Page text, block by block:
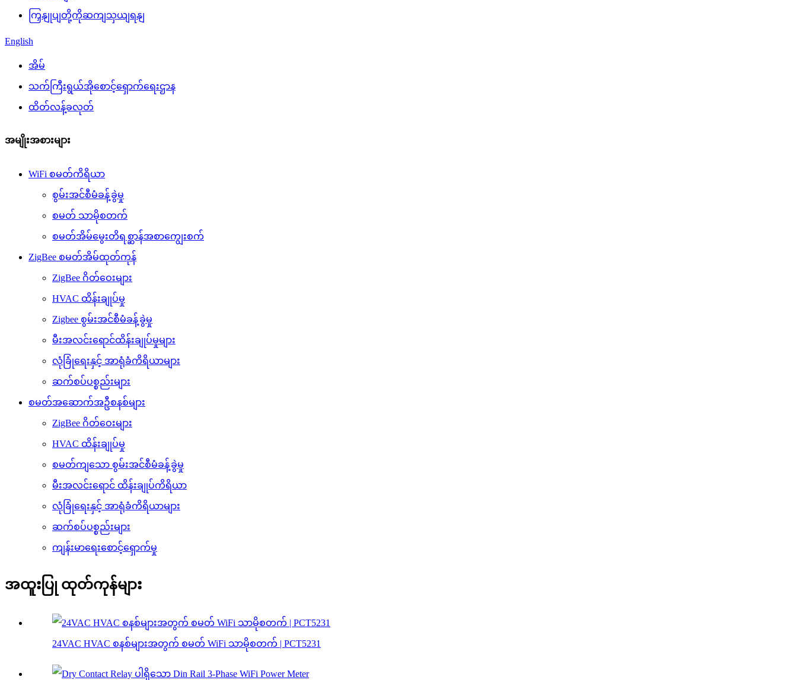
ကြှနျုပျတို့ကိုဆကျသှယျရနျ
English
အိမ်
သက်ကြီးရွယ်အိုစောင့်ရှောက်ရေးဌာန
ထိတ်လန့်ခလုတ်
အမျိုးအစားများ
WiFi စမတ်ကိရိယာ
စွမ်းအင်စီမံခန့်ခွဲမှု
စမတ် သာမိုစတက်
စမတ်အိမ်မွေးတိရစ္ဆာန်အစာကျွေးစက်
ZigBee စမတ်အိမ်ထုတ်ကုန်
ZigBee ဂိတ်ဝေးများ
HVAC ထိန်းချုပ်မှု
Zigbee စွမ်းအင်စီမံခန့်ခွဲမှု
မီးအလင်းရောင်ထိန်းချုပ်မှုများ
လုံခြုံရေးနှင့် အာရုံခံကိရိယာများ
ဆက်စပ်ပစ္စည်းများ
စမတ်အဆောက်အဦစနစ်များ
ZigBee ဂိတ်ဝေးများ
HVAC ထိန်းချုပ်မှု
စမတ်ကျသော စွမ်းအင်စီမံခန့်ခွဲမှု
မီးအလင်းရောင် ထိန်းချုပ်ကိရိယာ
လုံခြုံရေးနှင့် အာရုံခံကိရိယာများ
ဆက်စပ်ပစ္စည်းများ
ကျန်းမာရေးစောင့်ရှောက်မှု
အထူးပြု ထုတ်ကုန်များ
24VAC HVAC စနစ်များအတွက် စမတ် WiFi သာမိုစတက် | PCT5231